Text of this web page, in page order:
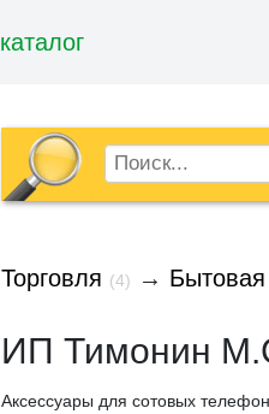
Торговля (4) →
ИП Тимонин
Аксессуары для сотовых